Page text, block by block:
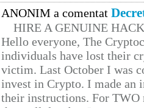
ANONIM a comentat
HIRE A GENUINE
Hello everyone, The
individuals have lost their
victim. Last October I was
invest in Crypto. I made
their instructions. For TWO